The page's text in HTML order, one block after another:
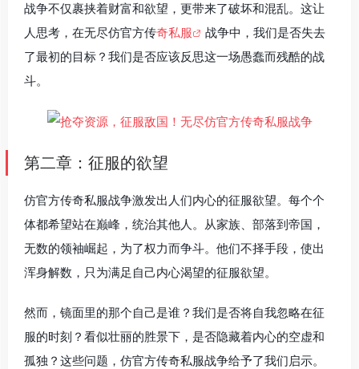
战争不仅裹挟着财富和欲望，更带来了破坏和混乱。这让
人思考，在无尽仿官方传奇私服
战争中，我们是否失去
了最初的目标？我们是否应该反思这一场愚蠢而残酷的战
斗。
第二章：征服的欲望
仿官方传奇私服战争激发出人们内心的征服欲望。每个个
体都希望站在巅峰，统治其他人。从家族、部落到帝国，
无数的领袖崛起，为了权力而争斗。他们不择手段，使出
浑身解数，只为满足自己内心渴望的征服欲望。
然而，镜面里的那个自己是谁？我们是否将自我忽略在征
服的时刻？看似壮丽的胜景下，是否隐藏着内心的空虚和
孤独？这些问题，仿官方传奇私服战争给予了我们启示。